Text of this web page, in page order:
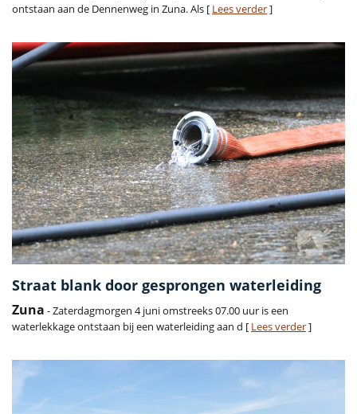
ontstaan aan de Dennenweg in Zuna. Als [ Lees verder]
Straat blank door gesprongen waterleiding
Zuna - Zaterdagmorgen 4 juni omstreeks 07.00 uur is een
waterlekkage ontstaan bij een waterleiding aan d [ Lees verder]